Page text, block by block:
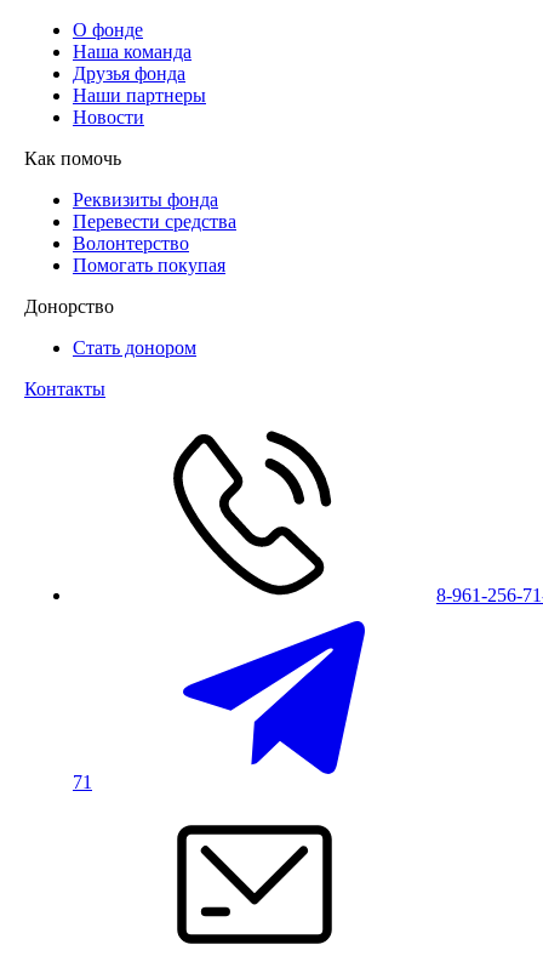
О фонде
Наша команда
Друзья фонда
Наши партнеры
Новости
Как помочь
Реквизиты фонда
Перевести средства
Волонтерство
Помогать покупая
Донорство
Стать донором
Контакты
8-961-256-
71